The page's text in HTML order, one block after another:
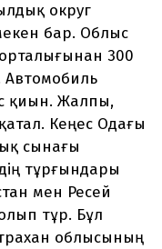
округ
бар. Облыс
300
қиын. Жалпы,
Кеңес Одағы
сынағы
тұрғындары
мен Ресей
тұр. Бұл
облысының